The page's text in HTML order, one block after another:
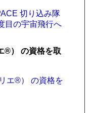
切り込み隊
目の宇宙飛行へ
®） の資格を取
エ®） の資格を